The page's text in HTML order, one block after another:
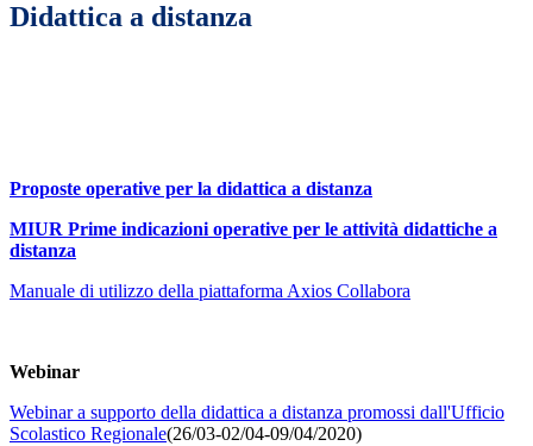
Didattica a distanza
Proposte operative per la didattica a distanza
MIUR Prime indicazioni operative per le attività didattiche a
distanza
Manuale di utilizzo della piattaforma Axios Collabora
Webinar
Webinar a supporto della didattica a distanza promossi dall'Ufficio
Scolastico Regionale(26/03-02/04-09/04/2020)